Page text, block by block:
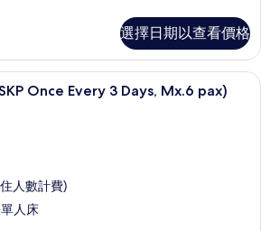
選擇日期以查看價格
家庭客房, 非吸煙房 (HSKP Once
Once Every 3 Days, Mx.6 pax)
人數計費)
人床